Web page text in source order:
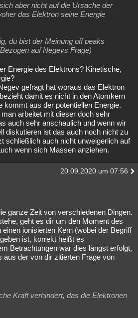
aber nicht auf die Ursache der
das Elektron seine Energie
du bist der Meinung off peaks
auf Negevs Frage)
Energie des Elektrons? Kinetische,
gefragt hat woraus das Elektron
damit es nicht in den Atomkern
kommt aus der potentiellen Energie.
arbeitet mit dieser doch sehr
auch sehr anschaulich und wenn wir
diskutieren ist das auch noch nicht zu
schließlich auch nicht unweigerlich auf
wenn sich Massen anziehen.
20.09.2020 um 07:56
ganze Zeit von verschiedenen Dingen.
geht es dir um den Moment des
ionisierten Kern (wobei der Begriff
ist, korrekt heißt es
Betrachtungen war dies längst erfolgt,
aus der von dir zitierten Frage von
Kraft verhindert, das die Elektronen